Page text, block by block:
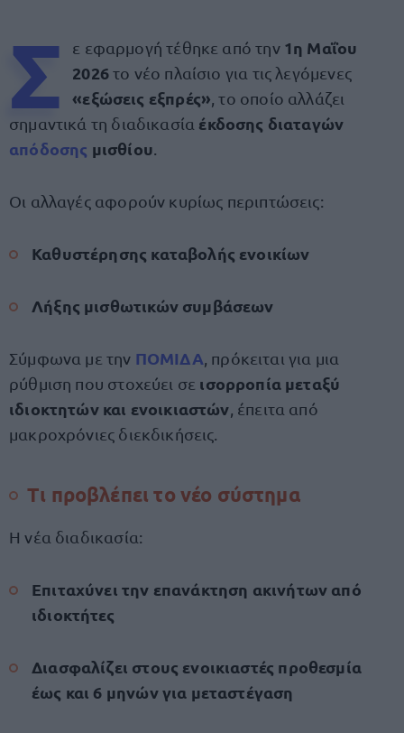
Σ ε εφαρμογή τέθηκε από την 1η Μαΐου
2026το νέο πλαίσιο για τις λεγόμενες
«εξώσεις εξπρές» , το οποίο αλλάζει
σημαντικά τη διαδικασία έκδοσης διαταγών
απόδοσης μισθίου
Οι αλλαγές αφορούν κυρίως περιπτώσεις:
Καθυστέρησης καταβολής ενοικίων
Λήξης μισθωτικών συμβάσεων
Σύμφωνα με την ΠΟΜΙΔΑ , πρόκειται για μια
ρύθμιση που στοχεύει σε ισορροπία μεταξύ
ιδιοκτητών και ενοικιαστών , έπειτα από
μακροχρόνιες διεκδικήσεις.
Τι προβλέπει το νέο σύστημα
Η νέα διαδικασία:
Επιταχύνει την επανάκτηση ακινήτων από
ιδιοκτήτες
Διασφαλίζει στους ενοικιαστές προθεσμία
έως και 6 μηνών για μεταστέγαση